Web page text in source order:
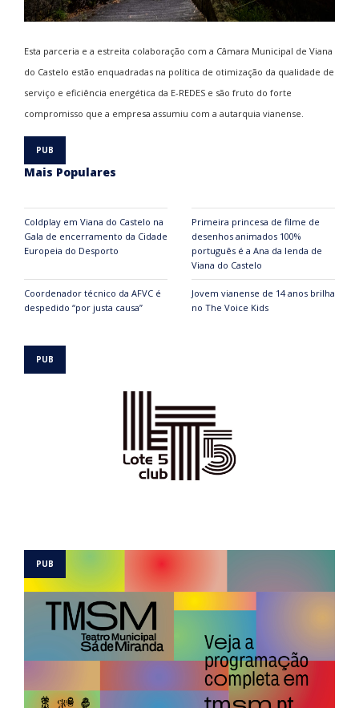
Esta parceria e a estreita colaboração com a Câmara Municipal de Viana
do Castelo estão enquadradas na política de otimização da qualidade de
serviço e eficiência energética da E-REDES e são fruto do forte
compromisso que a empresa assumiu com a autarquia vianense.
Mais Populares
Coldplay em Viana do Castelo na
Gala de encerramento da Cidade
Europeia do Desporto
Primeira princesa de filme de
desenhos animados 100%
português é a Ana da lenda de
Viana do Castelo
Coordenador técnico da AFVC é
despedido “por justa causa”
Jovem vianense de 14 anos brilha
no The Voice Kids